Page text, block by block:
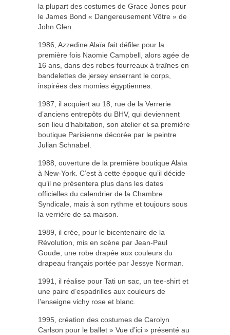
la plupart des costumes de Grace Jones pour
le James Bond « Dangereusement Vôtre » de
John Glen.
1986, Azzedine Alaïa fait défiler pour la
première fois Naomie Campbell, alors agée de
16 ans, dans des robes fourreaux à traînes en
bandelettes de jersey enserrant le corps,
inspirées des momies égyptiennes.
1987, il acquiert au 18, rue de la Verrerie
d’anciens entrepôts du BHV, qui deviennent
son lieu d’habitation, son atelier et sa première
boutique Parisienne décorée par le peintre
Julian Schnabel.
1988, ouverture de la première boutique Alaïa
à New-York. C’est à cette époque qu’il décide
qu’il ne présentera plus dans les dates
officielles du calendrier de la Chambre
Syndicale, mais à son rythme et toujours sous
la verrière de sa maison.
1989, il crée, pour le bicentenaire de la
Révolution, mis en scène par Jean-Paul
Goude, une robe drapée aux couleurs du
drapeau français portée par Jessye Norman.
1991, il réalise pour Tati un sac, un tee-shirt et
une paire d’espadrilles aux couleurs de
l’enseigne vichy rose et blanc.
1995, création des costumes de Carolyn
Carlson pour le ballet » Vue d’ici » présenté au